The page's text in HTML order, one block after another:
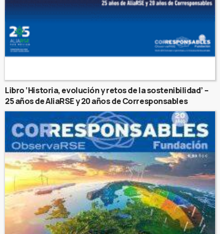
Libro ‘Historia, evolución y retos de la sostenibilidad’ –
25 años de AliaRSE y 20 años de Corresponsables